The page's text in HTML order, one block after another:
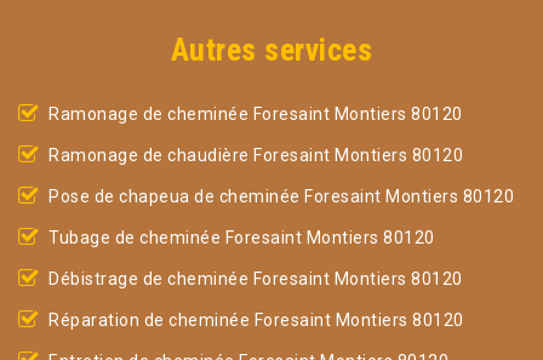
Autres services
Ramonage de cheminée Foresaint Montiers 80120
Ramonage de chaudière Foresaint Montiers 80120
Pose de chapeua de cheminée Foresaint Montiers 80120
Tubage de cheminée Foresaint Montiers 80120
Débistrage de cheminée Foresaint Montiers 80120
Réparation de cheminée Foresaint Montiers 80120